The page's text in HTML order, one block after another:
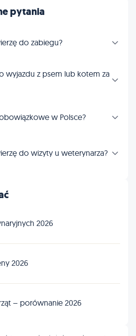
pytania
do zabiegu?
wyjazdu z psem lub kotem za
w Polsce?
do wizyty u weterynarza?
2026
2026
– porównanie 2026